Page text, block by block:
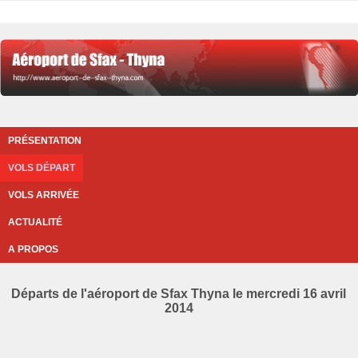
PRÉSENTATION
VOLS DÉPART
VOLS ARRIVÉE
ACTUALITÉ
A PROPOS
Départs de l'aéroport de Sfax Thyna le mercredi 16 avril
2014